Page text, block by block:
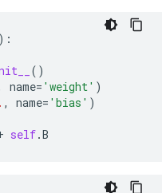
):
()
name= 'weight' )
, name= 'bias' )
self.B